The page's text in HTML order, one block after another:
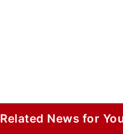
Related News for